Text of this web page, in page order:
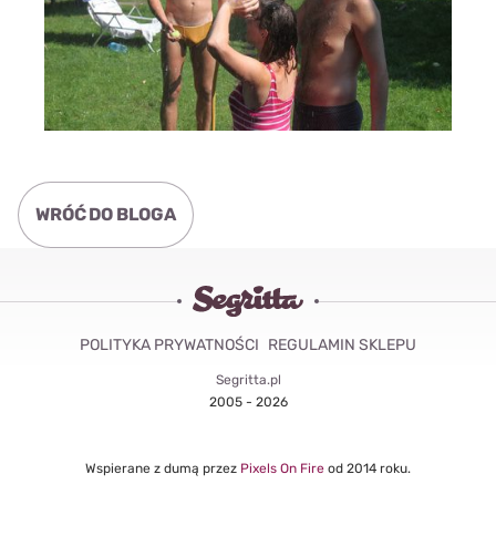
WRÓĆ DO BLOGA
Segritta.pl
2005 - 2026
POLITYKA PRYWATNOŚCI REGULAMIN SKLEPU
Wspierane z dumą przez Pixels On Fire od 2014 roku.